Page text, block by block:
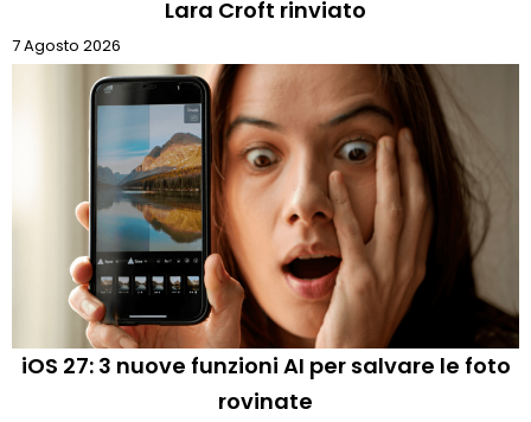
Lara Croft rinviato
7 Agosto 2026
iOS 27: 3 nuove funzioni AI per salvare le foto
rovinate